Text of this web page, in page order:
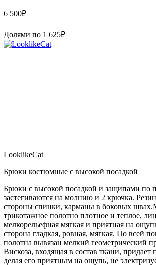
6 500₽
Долями по 1 625₽
LooklikeCat
Брюки костюмные с высокой посадкой
Брюки с высокой посадкой и защипами по
застегиваются на молнию и 2 крючка.
стороны спинки, карманы в боковых
трикотажное полотно плотное и теплое,
мелкорельефная мягкая и приятная на
сторона гладкая, ровная, мягкая. По всей
полотна вывязан мелкий геометрический
Вискоза, входящая в состав ткани, придает
делая его приятным на ощупь, не